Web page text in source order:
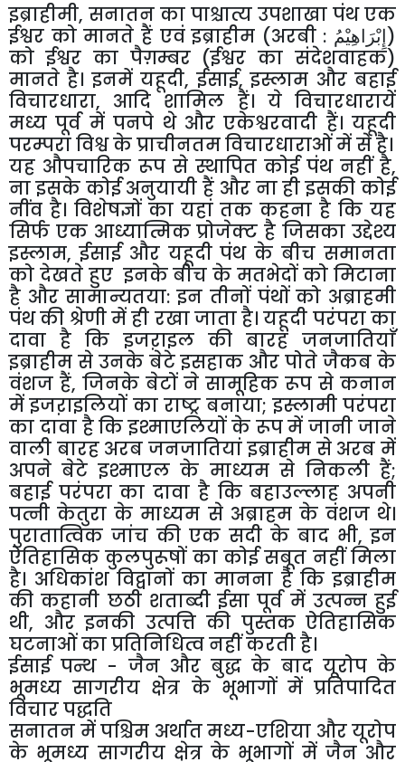
इब्राहीमी, सनातन का पाश्चात्य उपशाखा पंथ एक
ईश्वर को मानते हैं एवं इब्राहीम (अरबी : إِبْرَاهِيْمُ‎)
को ईश्वर का पैग़म्बर (ईश्वर का संदेशवाहक)
मानते है। इनमें यहूदी, ईसाई, इस्लाम और बहाई
विचारधारा, आदि शामिल हैं। ये विचारधारायें
मध्य पूर्व में पनपे थे और एकेश्वरवादी हैं। यहूदी
परम्परा विश्व के प्राचीनतम विचारधाराओं में से है।
यह औपचारिक रूप से स्थापित कोई पंथ नहीं है,
ना इसके कोई अनुयायी हैं और ना ही इसकी कोई
नींव है। विशेषज्ञों का यहां तक कहना है कि यह
सिर्फ एक आध्यात्मिक प्रोजेक्ट है जिसका उद्देश्य
इस्लाम, ईसाई और यहूदी पंथ के बीच समानता
को देखते हुए इनके बीच के मतभेदों को मिटाना
है और सामान्यतया: इन तीनों पंथों को अब्राहमी
पंथ की श्रेणी में ही रखा जाता है। यहूदी परंपरा का
दावा है कि इजऱाइल की बारह जनजातियाँ
इब्राहीम से उनके बेटे इसहाक और पोते जैकब के
वंशज हैं, जिनके बेटों ने सामूहिक रूप से कनान
में इजऱाइलियों का राष्ट्र बनाया; इस्लामी परंपरा
का दावा है कि इश्माएलियों के रूप में जानी जाने
वाली बारह अरब जनजातियां इब्राहीम से अरब में
अपने बेटे इश्माएल के माध्यम से निकली हैं;
बहाई परंपरा का दावा है कि बहाउल्लाह अपनी
पत्नी केतुरा के माध्यम से अब्राहम के वंशज थे।
पुरातात्विक जांच की एक सदी के बाद भी, इन
ऐतिहासिक कुलपुरूषों का कोई सबूत नहीं मिला
है। अधिकांश विद्वानों का मानना है कि इब्राहीम
की कहानी छठी शताब्दी ईसा पूर्व में उत्पन्न हुई
थी, और इनकी उत्पत्ति की पुस्तक ऐतिहासिक
घटनाओं का प्रतिनिधित्व नहीं करती है।
ईसाई पन्थ - जैन और बुद्ध के बाद यूरोप के
भूमध्य सागरीय क्षेत्र के भूभागों में प्रतिपादित
विचार पद्धति
सनातन में पश्चिम अर्थात मध्य-एशिया और यूरोप
के भूमध्य सागरीय क्षेत्र के भूभागों में जैन और